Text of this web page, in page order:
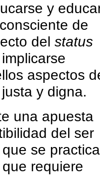
y
de
del status
aspectos
y digna.
una apuesta
del ser
se practica
requiere